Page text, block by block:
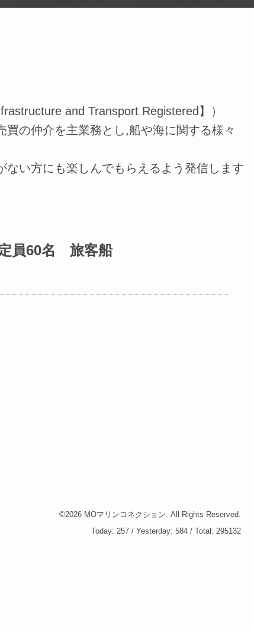
and Transport Registered】）
の仲介を主業務とし,船や海に関する様々
ない方にも楽しんでもらえるよう発信します
員60名 旅客船
©2026 MOマリンコネクション. All Rights Reserved.
Today: 257 / Yesterday: 584 / Total: 295132